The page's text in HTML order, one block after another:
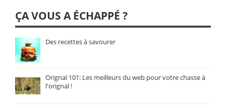
ÇA VOUS A ÉCHAPPÉ ?
Des recettes à savourer
Orignal 101: Les meilleurs du web pour votre chasse à
l'orignal !